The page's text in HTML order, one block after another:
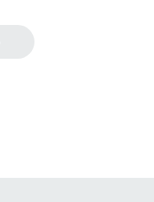
様ご負担とさせていただ
望商品を再注文してくだ
ページ内 購入履歴画面に